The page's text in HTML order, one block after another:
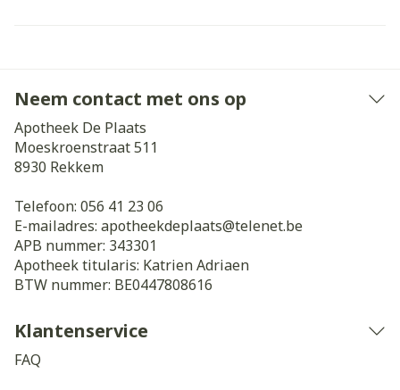
Neem contact met ons op
Apotheek De Plaats
Moeskroenstraat 511
8930 Rekkem
Telefoon: 056 41 23 06
E-mailadres: apotheekdeplaats@telenet.be
APB nummer: 343301
Apotheek titularis: Katrien Adriaen
BTW nummer: BE0447808616
Klantenservice
FAQ